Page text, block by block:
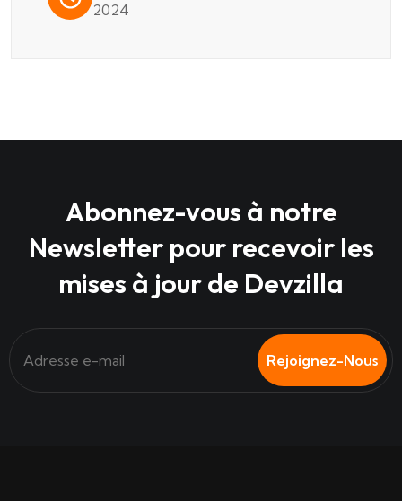
2024
Abonnez-vous à notre
Newsletter pour recevoir les
mises à jour de Devzilla
Rejoignez-Nous